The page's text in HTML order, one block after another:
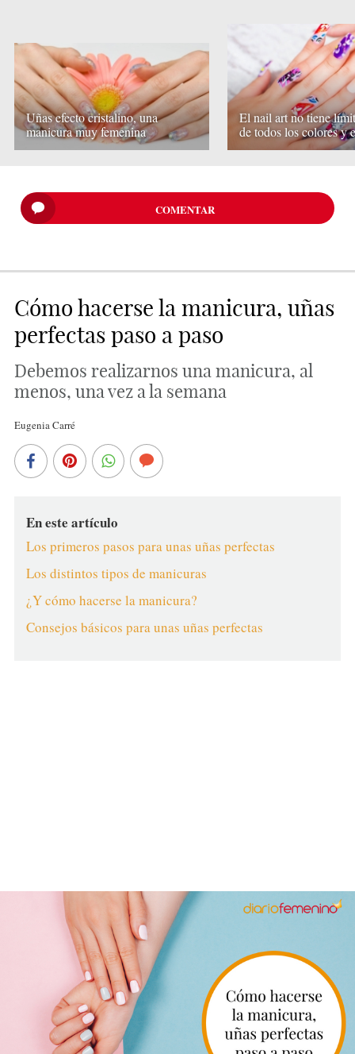
Uñas efecto cristalino, una
manicura muy femenina
El nail art no tiene
de todos los colores y
COMENTAR
Cómo hacerse la manicura, uñas
perfectas paso a paso
Debemos realizarnos una manicura, al
menos, una vez a la semana
Eugenia Carré
En este artículo
Los primeros pasos para unas uñas perfectas
Los distintos tipos de manicuras
¿Y cómo hacerse la manicura?
Consejos básicos para unas uñas perfectas